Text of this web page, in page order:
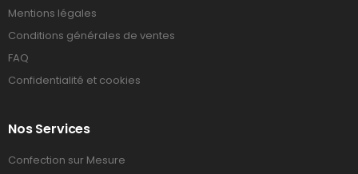
Mentions légales
Conditions générales de ventes
FAQ
Confidentialité et cookies
Nos Services
Confection sur Mesure